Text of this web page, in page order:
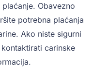
Obavezno
potrebna plaćanja
Ako niste sigurni
carinske